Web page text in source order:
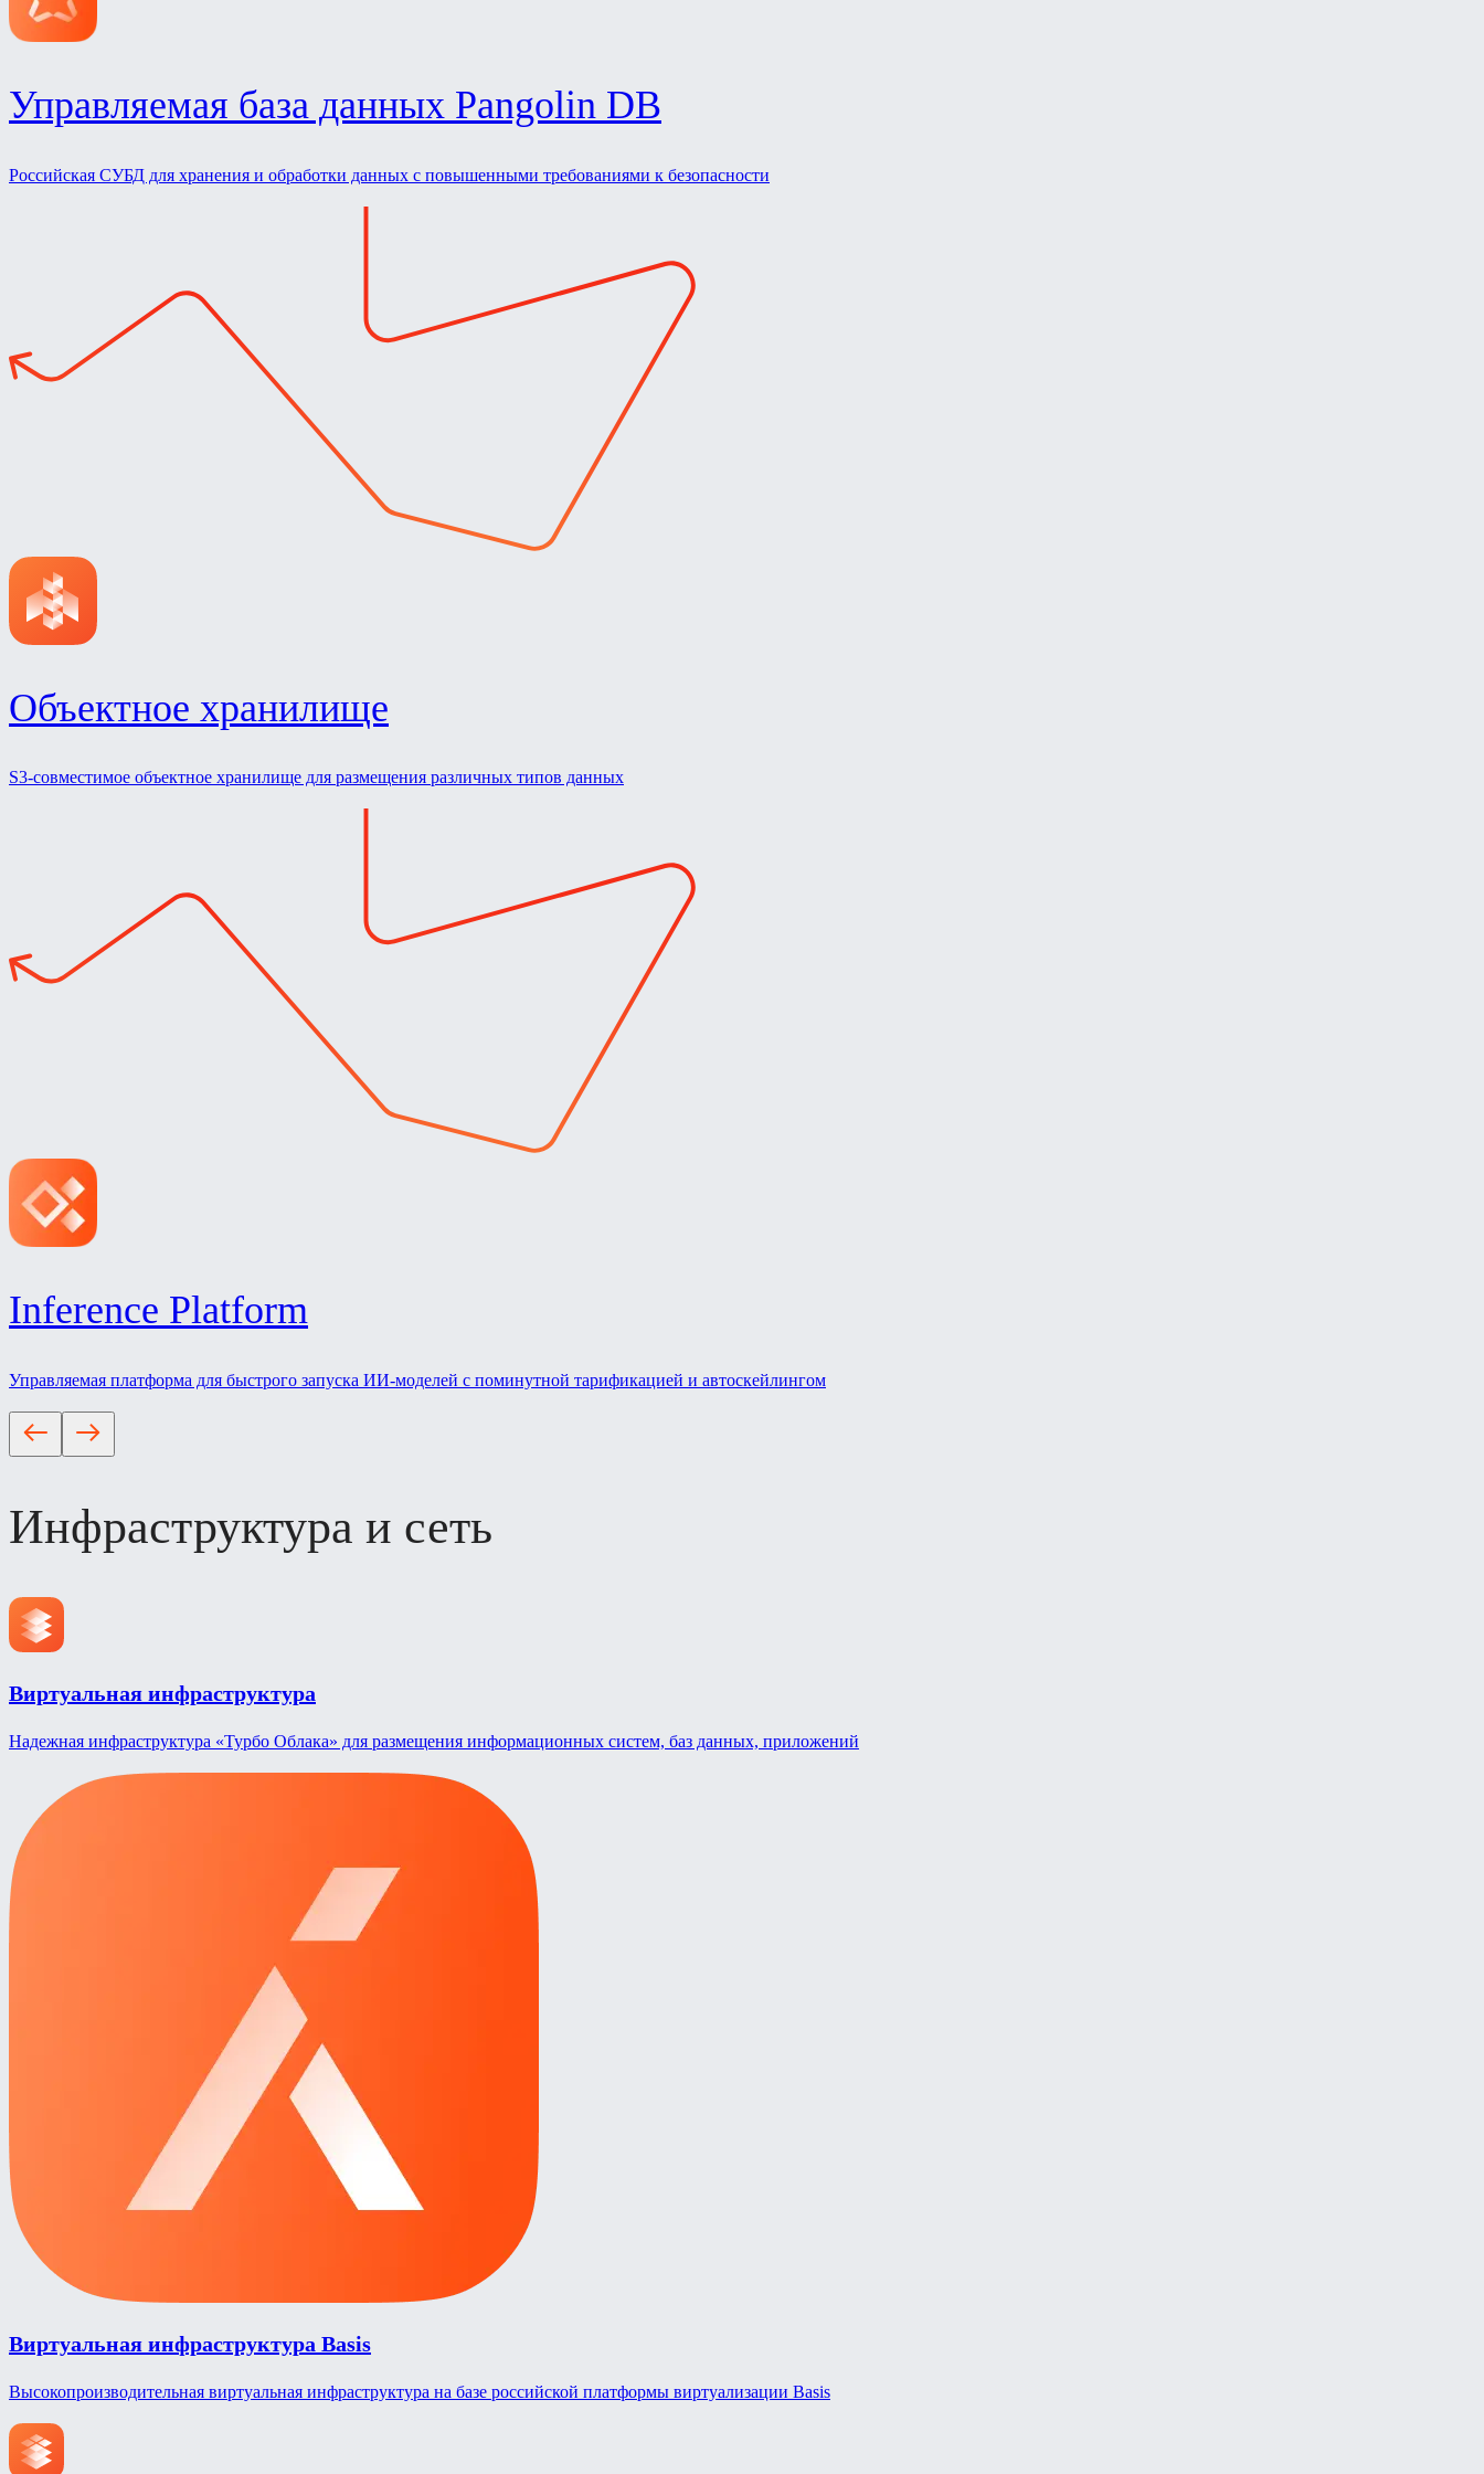
Управляемая база данных Pangolin DB
Российская СУБД для хранения и обработки данных с повышенными требованиями к безопасности
Объектное хранилище
S3-совместимое объектное хранилище для размещения различных типов данных
Inference Platform
Управляемая платформа для быстрого запуска ИИ-моделей с поминутной тарификацией и автоскейлингом
Инфраструктура и сеть
Виртуальная инфраструктура
Надежная инфраструктура «Турбо Облака» для размещения информационных систем, баз данных, приложений
Виртуальная инфраструктура Basis
Высокопроизводительная виртуальная инфраструктура на базе российской платформы виртуализации Basis